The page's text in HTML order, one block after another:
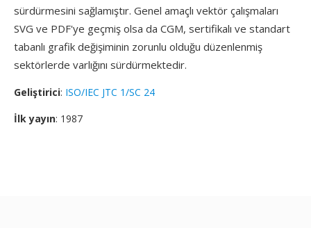
sürdürmesini sağlamıştır. Genel amaçlı vektör çalışmaları
SVG ve PDF'ye geçmiş olsa da CGM, sertifikalı ve standart
tabanlı grafik değişiminin zorunlu olduğu düzenlenmiş
sektörlerde varlığını sürdürmektedir.
Geliştirici: ISO/IEC JTC 1/SC 24
İlk yayın: 1987